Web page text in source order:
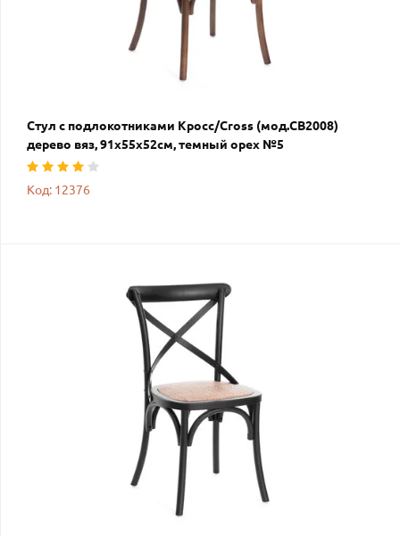
Стул с подлокотниками Кросс/Cross (мод.CB2008)
дерево вяз, 91х55х52см, темный орех №5
Код: 12376